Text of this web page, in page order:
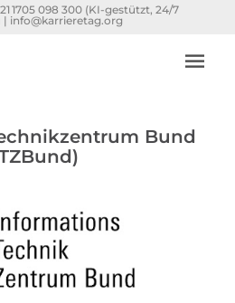
1705 098 300 (KI-gestützt, 24/7
| info@karrieretag.org
Bund